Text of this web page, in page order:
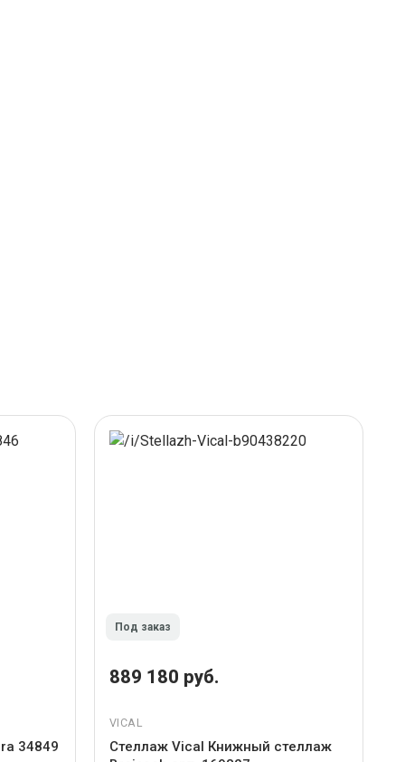
34849
Под заказ
889 180 руб.
VICAL
Стеллаж Vical Книжный стеллаж